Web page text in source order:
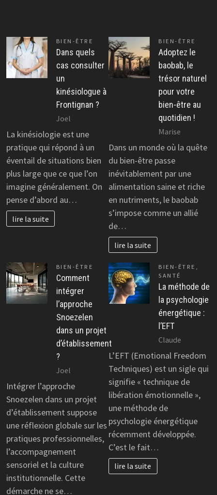
BIEN-ÊTRE
Dans quels
cas consulter
un
kinésiologue à
Frontignan ?
Joel
La kinésiologie est une
pratique qui répond à un
éventail de situations bien
plus large que ce que l’on
imagine généralement. On
pense d’abord au…
lire la suite
BIEN-ÊTRE
Adoptez le
baobab, le
trésor naturel
pour votre
bien-être au
quotidien !
Marise
Dans un monde où la quête
du bien-être passe
inévitablement par une
alimentation saine et riche
en nutriments, le baobab
s’impose comme un allié
de…
lire la suite
BIEN-ÊTRE
Comment
intégrer
l’approche
Snoezelen
dans un projet
d’établissement
?
Joel
Intégrer l’approche
Snoezelen dans un projet
d’établissement suppose
une réflexion globale sur les
pratiques professionnelles,
l’accompagnement
sensoriel et la culture
institutionnelle. Cette
démarche ne se…
BIEN-ÊTRE
SANTÉ
La méthode de
la psychologie
énergétique :
l’EFT
Claude
L’EFT (Emotional Freedom
Techniques) est un sigle qui
signifie « technique de
libération émotionnelle »,
une méthode de
psychologie énergétique
récemment développée.
C’est le fait…
lire la suite